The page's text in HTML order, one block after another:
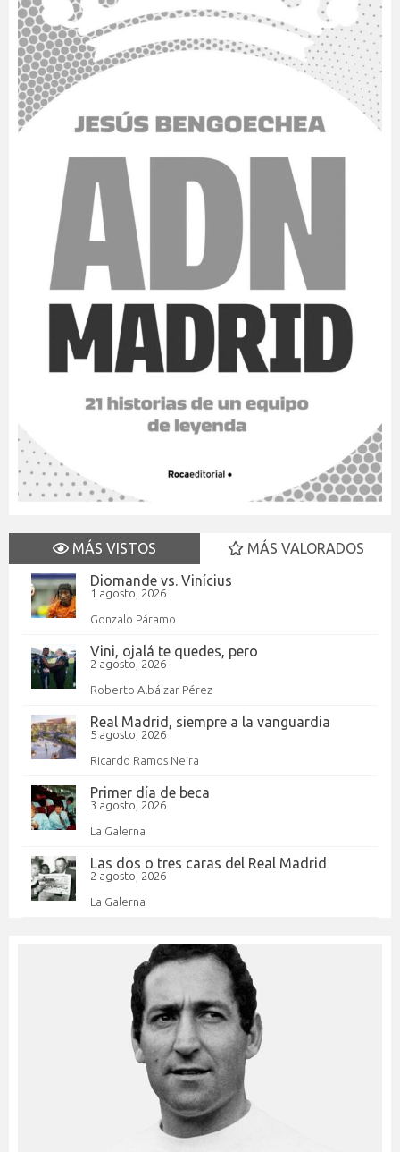
MÁS VISTOS
MÁS VALORADOS
Diomande vs. Vinícius
1 agosto, 2026
Gonzalo Páramo
Vini, ojalá te quedes, pero
2 agosto, 2026
Roberto Albáizar Pérez
Real Madrid, siempre a la vanguardia
5 agosto, 2026
Ricardo Ramos Neira
Primer día de beca
3 agosto, 2026
La Galerna
Las dos o tres caras del Real Madrid
2 agosto, 2026
La Galerna